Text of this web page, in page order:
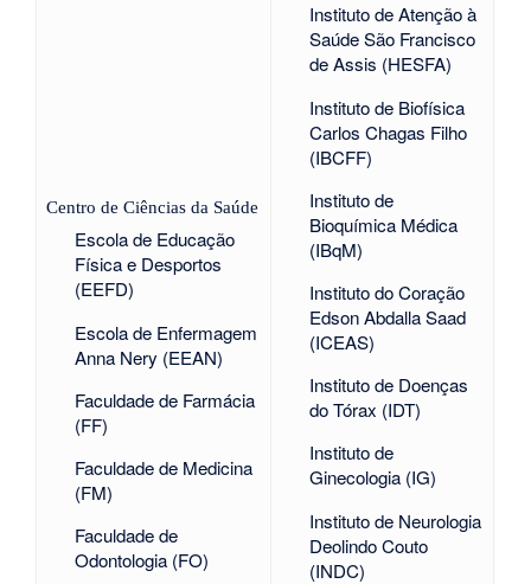
Centro de Ciências da Saúde
Escola de Educação
Física e Desportos
(EEFD)
Escola de Enfermagem
Anna Nery (EEAN)
Faculdade de Farmácia
(FF)
Faculdade de Medicina
(FM)
Faculdade de
Odontologia (FO)
Instituto de Atenção à
Saúde São Francisco
de Assis (HESFA)
Instituto de Biofísica
Carlos Chagas Filho
(IBCFF)
Instituto de
Bioquímica Médica
(IBqM)
Instituto do Coração
Edson Abdalla Saad
(ICEAS)
Instituto de Doenças
do Tórax (IDT)
Instituto de
Ginecologia (IG)
Instituto de Neurologia
Deolindo Couto
(INDC)